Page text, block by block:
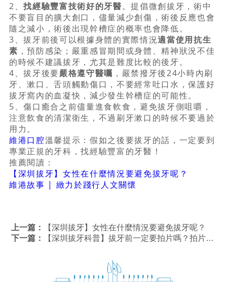
2、找經驗豐富技術好的牙醫。提倡微創拔牙，術中
不要盲目的擴大創口，儘量減少創傷，術後反應也會
隨之減小，術後出現幹槽症的概率也會降低。
3、拔牙前後可以根據身體的實際情況適當使用抗生
素 ，預防感染；嚴重感冒期間或身體、精神狀況不佳
的時候不建議拔牙，尤其是難度比較的後牙。
4、拔牙後要嚴格遵守醫囑 ，嚴禁撥牙後24小時內刷
牙、漱口、舌頭觸動傷口，不要經常吐口水，保護好
拔牙窩內的血凝快，減少發生幹槽症的可能性。
5、傷口癒合之前儘量進食軟食，避免拔牙側咀嚼，
注意飲食的清潔衛生，不過刷牙漱口的時候不要過於
用力。
維港口腔溫馨提示：假如之後要拔牙的話，一定要到
專業正規的牙科，找經驗豐富的牙醫！
推薦閱讀：
【深圳拔牙】女性在什麼情況要避免拔牙呢？
維港故事 | 緻力於踐行人文關懷
上一篇：
【深圳拔牙】女性在什麼情況要避免拔牙呢？
下一篇：
【深圳拔牙科普】拔牙前一定要拍片嗎？拍片有害嗎？